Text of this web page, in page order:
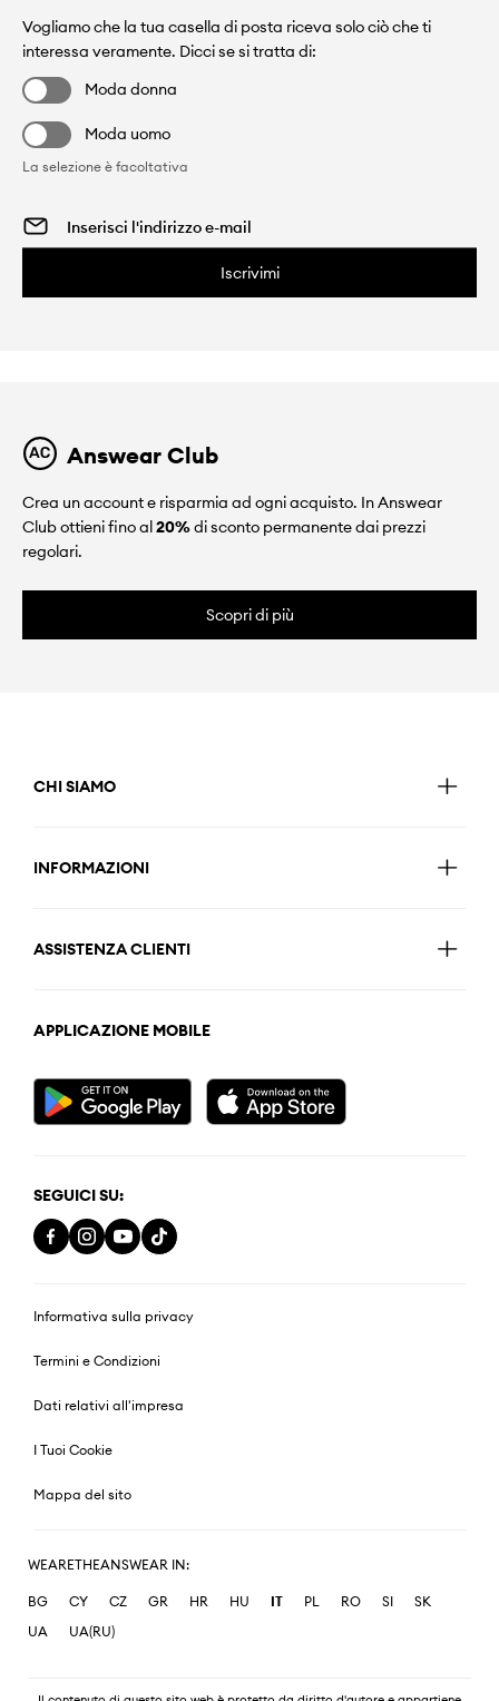
Vogliamo che la tua casella di posta riceva solo ciò che ti
interessa veramente. Dicci se si tratta di:
Moda donna
Moda uomo
La selezione è facoltativa
Iscrivimi
Answear Club
Crea un account e risparmia ad ogni acquisto. In Answear
Club ottieni fino al20%di sconto permanente dai prezzi
regolari.
Scopri di più
CHI SIAMO
INFORMAZIONI
ASSISTENZA CLIENTI
APPLICAZIONE MOBILE
SEGUICI SU:
Informativa sulla privacy
Termini e Condizioni
Dati relativi all'impresa
I Tuoi Cookie
Mappa del sito
WEARETHEANSWEAR IN:
BG CY CZ GR HR HU IT PL RO SI
SK
UA
UA(RU)